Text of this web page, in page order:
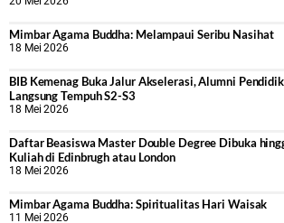
Mimbar Agama Buddha: Melampaui Seribu Nasihat
18 Mei 2026
BIB Kemenag Buka Jalur Akselerasi, Alumni
Langsung Tempuh S2-S3
18 Mei 2026
Daftar Beasiswa Master Double Degree Dibuka
Kuliah di Edinbrugh atau London
18 Mei 2026
Mimbar Agama Buddha: Spiritualitas Hari Waisak
11 Mei 2026